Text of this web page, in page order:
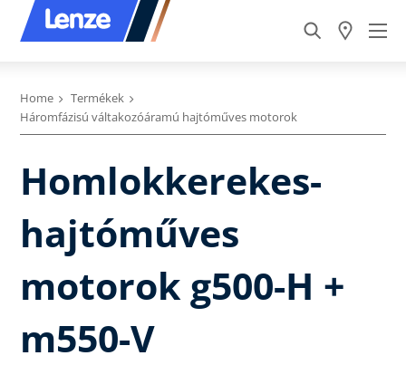
Home
Termékek
Háromfázisú váltakozóáramú hajtóműves motorok
Homlokkerekes-
hajtóműves
motorok g500-H +
m550-V